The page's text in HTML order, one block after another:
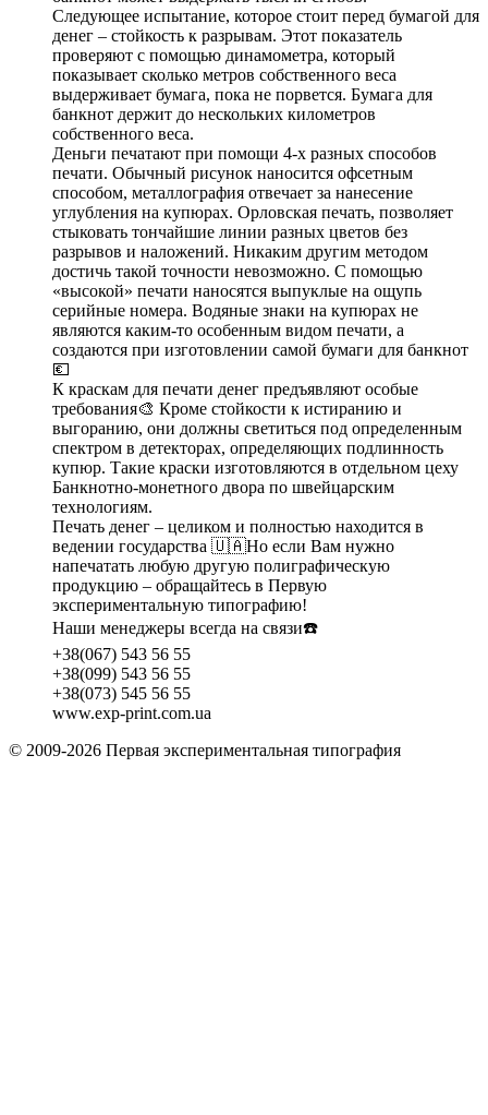
Следующее испытание, которое стоит перед бумагой для
денег – стойкость к разрывам. Этот показатель
проверяют с помощью динамометра, который
показывает сколько метров собственного веса
выдерживает бумага, пока не порвется. Бумага для
банкнот держит до нескольких километров
собственного веса.
Деньги печатают при помощи 4-х разных способов
печати. Обычный рисунок наносится офсетным
способом, металлография отвечает за нанесение
углубления на купюрах. Орловская печать, позволяет
стыковать тончайшие линии разных цветов без
разрывов и наложений. Никаким другим методом
достичь такой точности невозможно. С помощью
«высокой» печати наносятся выпуклые на ощупь
серийные номера. Водяные знаки на купюрах не
являются каким-то особенным видом печати, а
создаются при изготовлении самой бумаги для банкнот
💶
К краскам для печати денег предъявляют особые
требования🎨 Кроме стойкости к истиранию и
выгоранию, они должны светиться под определенным
спектром в детекторах, определяющих подлинность
купюр. Такие краски изготовляются в отдельном цеху
Банкнотно-монетного двора по швейцарским
технологиям.
Печать денег – целиком и полностью находится в
ведении государства 🇺🇦Но если Вам нужно
напечатать любую другую полиграфическую
продукцию – обращайтесь в Первую
экспериментальную типографию!
Наши менеджеры всегда на связи☎️
+38(067) 543 56 55
+38(099) 543 56 55
+38(073) 545 56 55
www.exp-print.com.ua
© 2009-2026 Первая экспериментальная типография